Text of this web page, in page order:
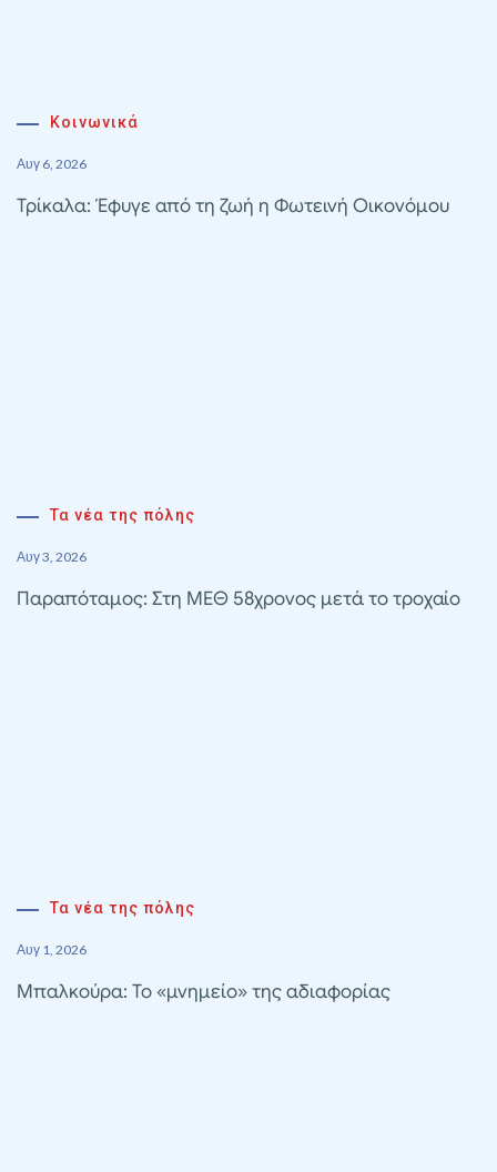
Κοινωνικά
Αυγ 6, 2026
Τρίκαλα: Έφυγε από τη ζωή η Φωτεινή Οικονόμου
Τα νέα της πόλης
Αυγ 3, 2026
Παραπόταμος: Στη ΜΕΘ 58χρονος μετά το τροχαίο
Τα νέα της πόλης
Αυγ 1, 2026
Μπαλκούρα: Το «μνημείο» της αδιαφορίας